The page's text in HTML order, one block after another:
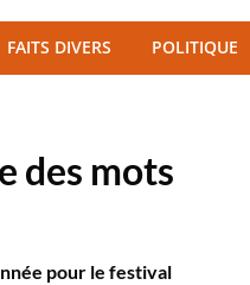
FAITS DIVERS POLITIQUE
des mots
pour le festival